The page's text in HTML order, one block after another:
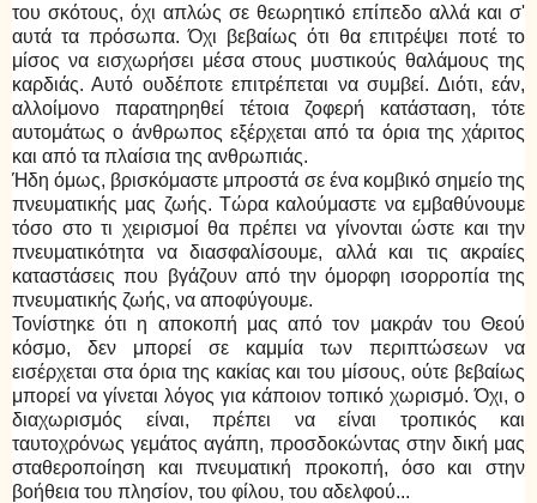
του σκότους, όχι απλώς σε θεωρητικό επίπεδο αλλά και σ'
αυτά τα πρόσωπα. Όχι βεβαίως ότι θα επιτρέψει ποτέ το
μίσος να εισχωρήσει μέσα στους μυστικούς θαλάμους της
καρδιάς. Αυτό ουδέποτε επιτρέπεται να συμβεί. Διότι, εάν,
αλλοίμονο παρατηρηθεί τέτοια ζοφερή κατάσταση, τότε
αυτομάτως ο άνθρωπος εξέρχεται από τα όρια της χάριτος
και από τα πλαίσια της ανθρωπιάς.
Ήδη όμως, βρισκόμαστε μπροστά σε ένα κομβικό σημείο της
πνευματικής μας ζωής. Τώρα καλούμαστε να εμβαθύνουμε
τόσο στο τι χειρισμοί θα πρέπει να γίνονται ώστε και την
πνευματικότητα να διασφαλίσουμε, αλλά και τις ακραίες
καταστάσεις που βγάζουν από την όμορφη ισορροπία της
πνευματικής ζωής, να αποφύγουμε.
Τονίστηκε ότι η αποκοπή μας από τον μακράν του Θεού
κόσμο, δεν μπορεί σε καμμία των περιπτώσεων να
εισέρχεται στα όρια της κακίας και του μίσους, ούτε βεβαίως
μπορεί να γίνεται λόγος για κάποιον τοπικό χωρισμό. Όχι, ο
διαχωρισμός είναι, πρέπει να είναι τροπικός και
ταυτοχρόνως γεμάτος αγάπη, προσδοκώντας στην δική μας
σταθεροποίηση και πνευματική προκοπή, όσο και στην
βοήθεια του πλησίον, του φίλου, του αδελφού...